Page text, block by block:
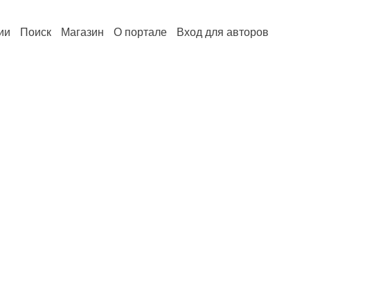
Поиск Магазин О портале Вход для авторов